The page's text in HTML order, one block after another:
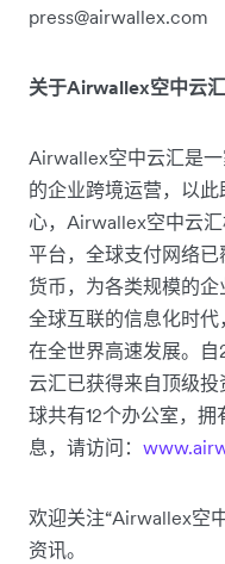
press@airwallex.com
关于Airwallex空中云汇
Airwallex空中云汇是
的企业跨境运营，以
心，Airwallex空中云
平台，全球支付网络
货币，为各类规模的
全球互联的信息化时
在全世界高速发展。
云汇已获得来自顶级
球共有12个办公室，
息，请访问：
欢迎关注“Airwallex空
资讯。